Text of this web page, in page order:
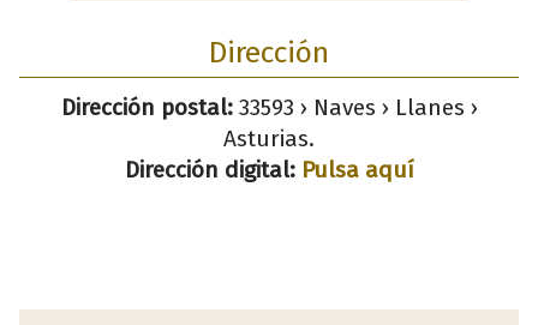
Dirección
Dirección postal:33593 › Naves › Llanes ›
Asturias.
Dirección digital: Pulsa aquí